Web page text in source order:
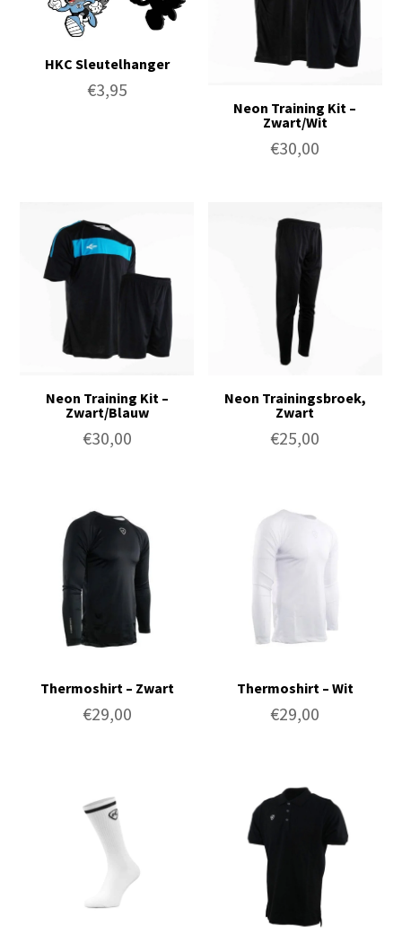
HKC Sleutelhanger
€3,95
Neon Training Kit –
Zwart/Wit
€30,00
Neon Training Kit –
Zwart/Blauw
€30,00
Neon Trainingsbroek,
Zwart
€25,00
Thermoshirt – Zwart
€29,00
Thermoshirt – Wit
€29,00